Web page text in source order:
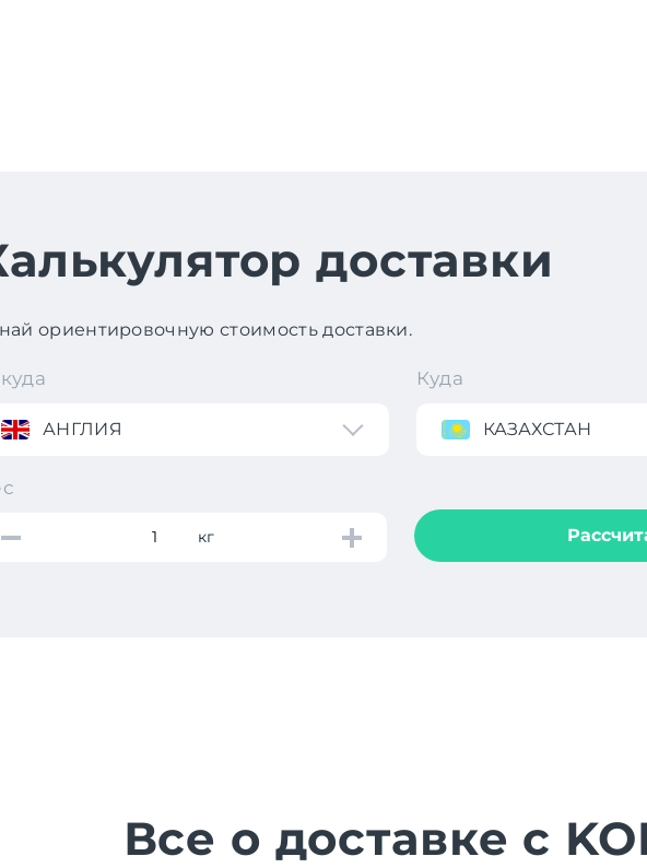
доставки
ориентировочную стоимость доставки.
АНГЛИЯ
Куда
КАЗАХСТАН
кг
Все о доставке с